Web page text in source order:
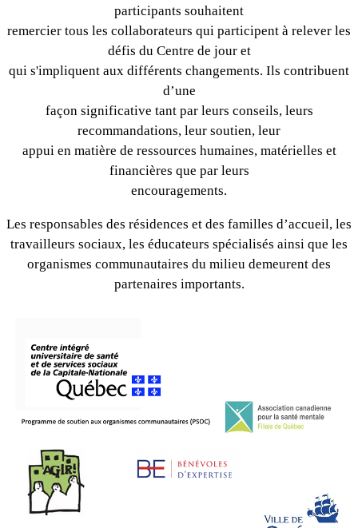
participants souhaitent
remercier tous les collaborateurs qui participent à relever les
défis du Centre de jour et
qui s'impliquent aux différents changements. Ils contribuent
d’une
façon significative tant par leurs conseils, leurs
recommandations, leur soutien, leur
appui en matière de ressources humaines, matérielles et
financières que par leurs
encouragements.
Les responsables des résidences et des familles d’accueil, les
travailleurs sociaux, les éducateurs spécialisés ainsi que les
organismes communautaires du milieu demeurent des
partenaires importants.